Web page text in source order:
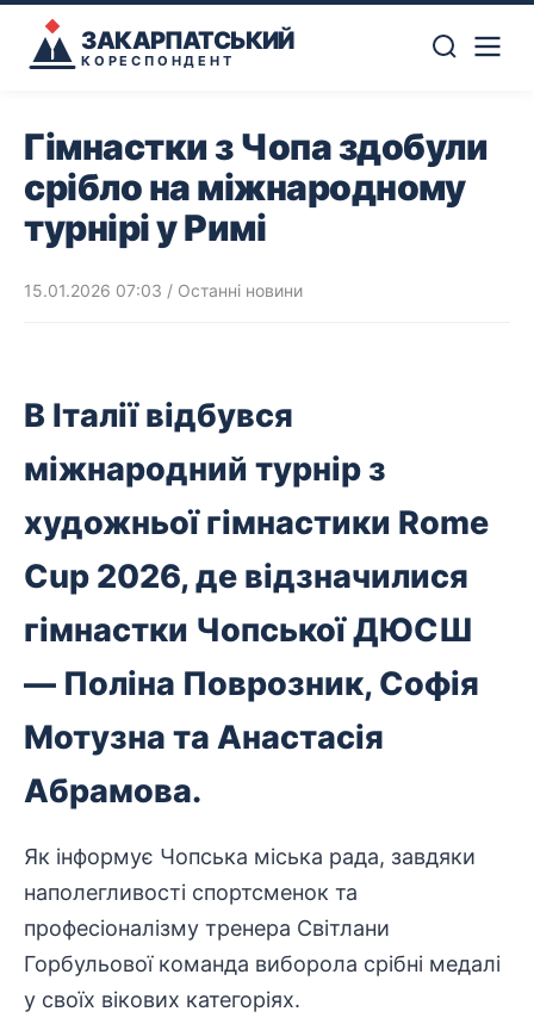
ЗАКАРПАТСЬКИЙ
КОРЕСПОНДЕНТ
Гімнастки з Чопа здобули
срібло на міжнародному
турнірі у Римі
15.01.2026 07:03 / Останні новини
В Італії відбувся
міжнародний турнір з
художньої гімнастики Rome
Cup 2026, де відзначилися
гімнастки Чопської ДЮСШ
— Поліна Поврозник, Софія
Мотузна та Анастасія
Абрамова.
Як інформує Чопська міська рада, завдяки
наполегливості спортсменок та
професіоналізму тренера Світлани
Горбульової команда виборола срібні медалі
у своїх вікових категоріях.